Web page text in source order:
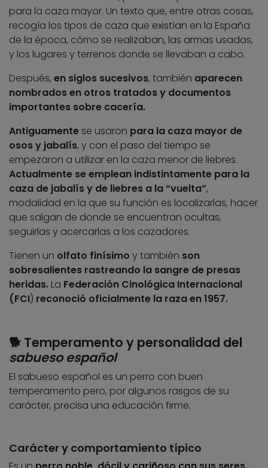
para la caza mayor. Un texto que, entre otras cosas,
recogía los tipos de caza que existían en la España
de la época, cómo se realizaban, las armas usadas,
y los lugares y terrenos donde se llevaban a cabo.
Después, en siglos sucesivos, también aparecen
nombrados en otros tratados y documentos
importantes sobre cacería.
Antiguamente se usaron para la caza mayor de
osos y jabalís, y con el paso del tiempo se
empezaron a utilizar en la caza menor de liebres.
Actualmente se emplean indistintamente para la
caza de jabalís y de liebres a la “vuelta”,
modalidad en la que su función es localizarlas, hacer
que salgan de donde se encuentran ocultas,
seguirlas y acercarlas a los cazadores.
Tienen un olfato finísimo y también son
sobresalientes rastreando la sangre de presas
heridas. La Federación Cinológica Internacional
(FCI) reconoció oficialmente la raza en 1957.
🐕 Temperamento y personalidad del
sabueso español
El sabueso español es un perro con buen
temperamento pero, por algunos rasgos de su
carácter, precisa una educación firme.
Carácter y comportamiento típico